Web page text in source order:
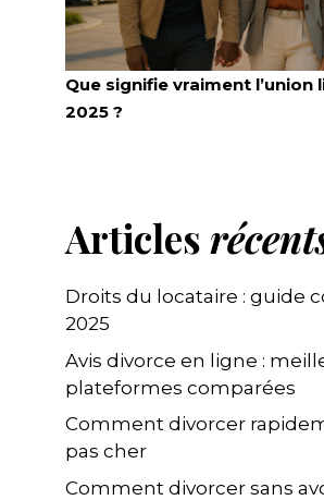
Que signifie vraiment l’union
2025 ?
Articles
Droits du locataire : guide
2025
Avis divorce en ligne :
plateformes comparées
Comment divorcer
pas cher
Comment divorcer sans